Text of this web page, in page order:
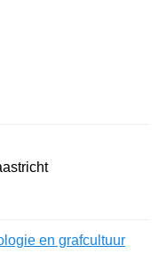
en grafcultuur